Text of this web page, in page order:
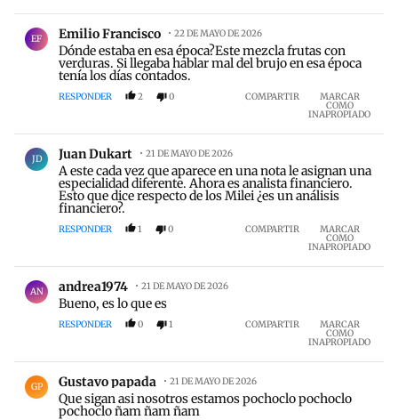
Comentario de Emilio Francisco.
EF Emilio Francisco 22 DE MAYO DE 2026
Dónde estaba en esa época?Este mezcla frutas con
verduras. Si llegaba hablar mal del brujo en esa época
tenía los días contados.
RESPONDER 2 0 COMPARTIR MARCAR
COMO
INAPROPIADO
Comentario de Juan Dukart.
JD Juan Dukart 21 DE MAYO DE 2026
A este cada vez que aparece en una nota le asignan una
especialidad diferente. Ahora es analista financiero.
Esto que dice respecto de los Milei ¿es un análisis
financiero?.
RESPONDER 1 0 COMPARTIR MARCAR
COMO
INAPROPIADO
Comentario de andrea1974 .
AN andrea1974 21 DE MAYO DE 2026
Bueno, es lo que es
RESPONDER 0 1 COMPARTIR MARCAR
COMO
INAPROPIADO
Comentario de Gustavo papada.
GP Gustavo papada 21 DE MAYO DE 2026
Que sigan asi nosotros estamos pochoclo pochoclo
pochoclo ñam ñam ñam